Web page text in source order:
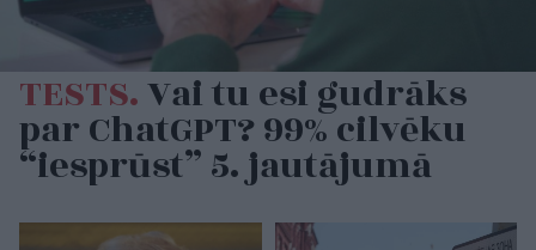
TESTS.Vai tu esi gudrāks
par ChatGPT? 99% cilvēku
“iesprūst” 5. jautājumā